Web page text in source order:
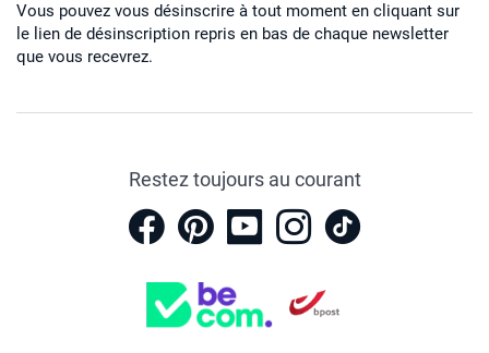
Vous pouvez vous désinscrire à tout moment en cliquant sur
le lien de désinscription repris en bas de chaque newsletter
que vous recevrez.
Restez toujours au courant